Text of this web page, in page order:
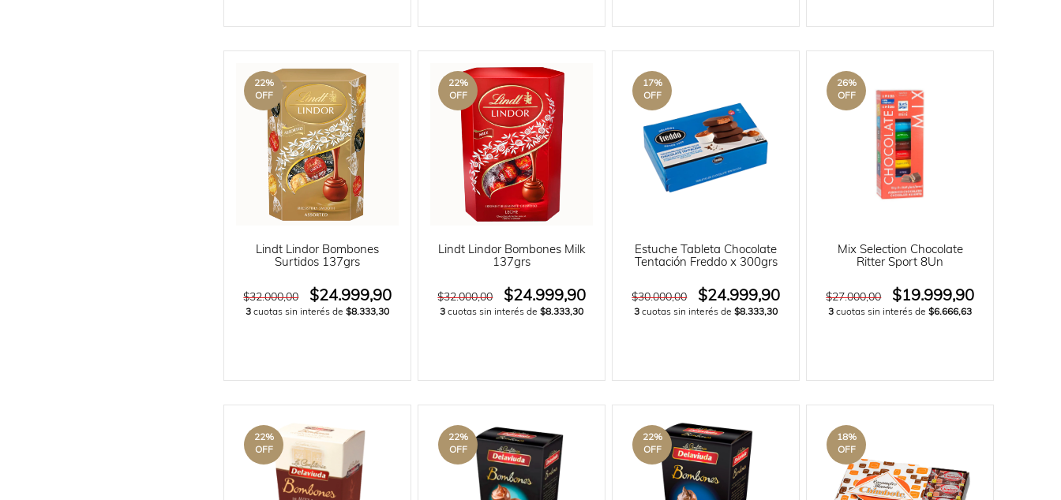
22%
OFF
Lindt Lindor Bombones
Surtidos 137grs
$32.000,00 $24.999,90
3 cuotas sin interés de$8.333,30
22%
OFF
Lindt Lindor Bombones Milk
137grs
$32.000,00 $24.999,90
3 cuotas sin interés de$8.333,30
17%
OFF
Estuche Tableta Chocolate
Tentación Freddo x 300grs
$30.000,00 $24.999,90
3 cuotas sin interés de$8.333,30
26%
OFF
Mix Selection Chocolate
Ritter Sport 8Un
$27.000,00 $19.999,90
3 cuotas sin interés de$6.666,63
22%
OFF
22%
OFF
22%
OFF
18%
OFF